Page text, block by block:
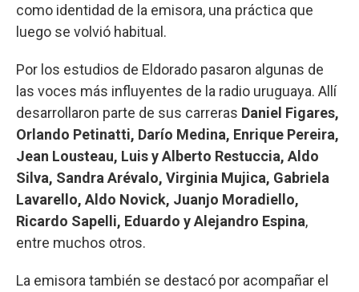
como identidad de la emisora, una práctica que
luego se volvió habitual.
Por los estudios de Eldorado pasaron algunas de
las voces más influyentes de la radio uruguaya. Allí
desarrollaron parte de sus carreras Daniel Figares,
Orlando Petinatti, Darío Medina, Enrique Pereira,
Jean Lousteau, Luis y Alberto Restuccia, Aldo
Silva, Sandra Arévalo, Virginia Mujica, Gabriela
Lavarello, Aldo Novick, Juanjo Moradiello,
Ricardo Sapelli, Eduardo y Alejandro Espina,
entre muchos otros.
La emisora también se destacó por acompañar el